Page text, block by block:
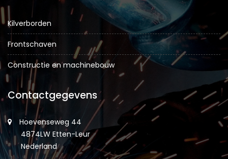
Kilverborden
Frontschaven
Constructie en machinebouw
Contactgegevens
Hoevenseweg 44
4874LW Etten-Leur
Nederland